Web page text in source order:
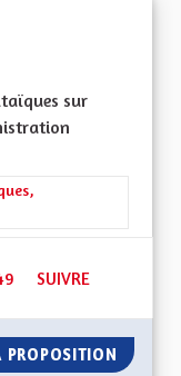
sur
transitions
49 ABONNÉS
SUIVRE
PROPOSITION